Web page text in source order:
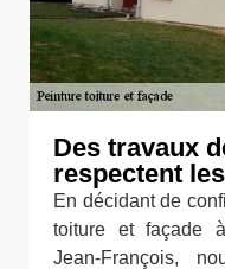
Des travaux
respectent
En décidant de
toiture et façade
Jean-François,